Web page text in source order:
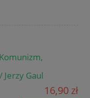
Gaul
16,90 zł